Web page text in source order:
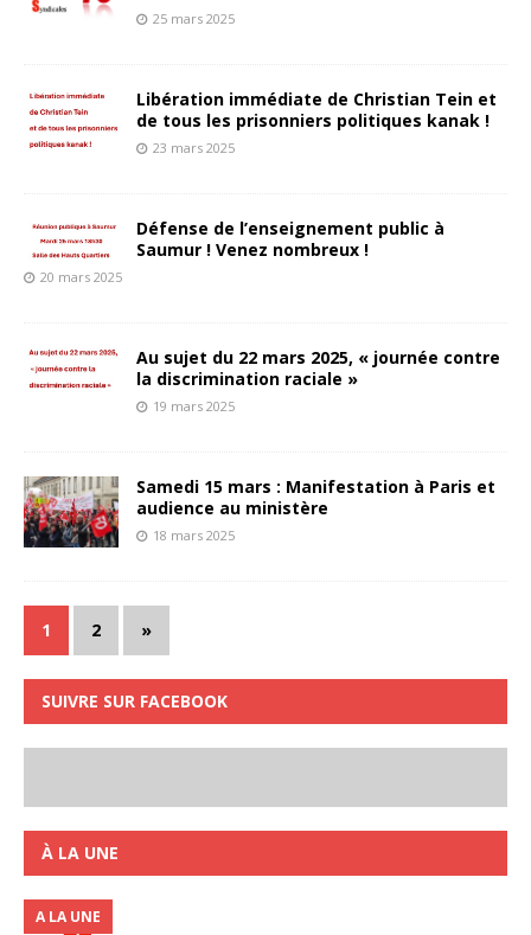
25 mars 2025
Libération immédiate de Christian Tein et
de tous les prisonniers politiques kanak !
23 mars 2025
Défense de l’enseignement public à
Saumur ! Venez nombreux !
20 mars 2025
Au sujet du 22 mars 2025, « journée contre
la discrimination raciale »
19 mars 2025
Samedi 15 mars : Manifestation à Paris et
audience au ministère
18 mars 2025
1 2 »
SUIVRE SUR FACEBOOK
À LA UNE
A LA UNE